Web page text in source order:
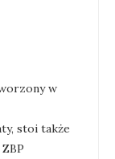
w
stoi także